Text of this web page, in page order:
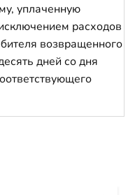
уплаченную
расходов
возвращенного
дней со дня